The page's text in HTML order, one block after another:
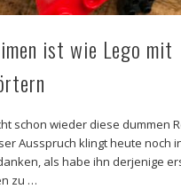
ist wie Lego mit
schon wieder diese dummen
Ausspruch klingt heute noch
als habe ihn derjenige
zu …